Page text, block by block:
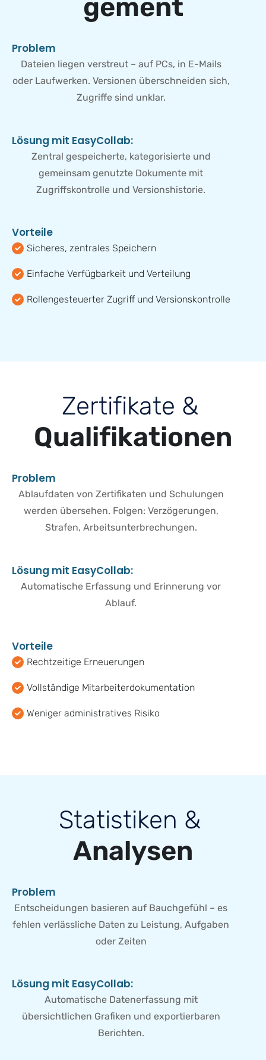
gement
Problem
Dateien liegen verstreut – auf PCs, in E-Mails
oder Laufwerken. Versionen überschneiden sich,
Zugriffe sind unklar.
Lösung mit EasyCollab:
Zentral gespeicherte, kategorisierte und
gemeinsam genutzte Dokumente mit
Zugriffskontrolle und Versionshistorie.
Vorteile
Sicheres, zentrales Speichern
Einfache Verfügbarkeit und Verteilung
Rollengesteuerter Zugriff und Versionskontrolle
Zertifikate &
Qualifikationen
Problem
Ablaufdaten von Zertifikaten und Schulungen
werden übersehen. Folgen: Verzögerungen,
Strafen, Arbeitsunterbrechungen.
Lösung mit EasyCollab:
Automatische Erfassung und Erinnerung vor
Ablauf.
Vorteile
Rechtzeitige Erneuerungen
Vollständige Mitarbeiterdokumentation
Weniger administratives Risiko
Statistiken &
Analysen
Problem
Entscheidungen basieren auf Bauchgefühl – es
fehlen verlässliche Daten zu Leistung, Aufgaben
oder Zeiten
Lösung mit EasyCollab:
Automatische Datenerfassung mit
übersichtlichen Grafiken und exportierbaren
Berichten.